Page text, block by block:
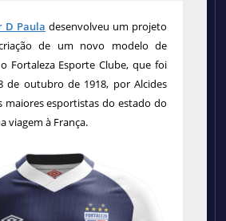
D Paula desenvolveu um projeto
de um novo modelode
o Fortaleza Esporte Clube, que foi
de outubro de 1918, por Alcides
maiores esportistas do estado do
viagem à França.